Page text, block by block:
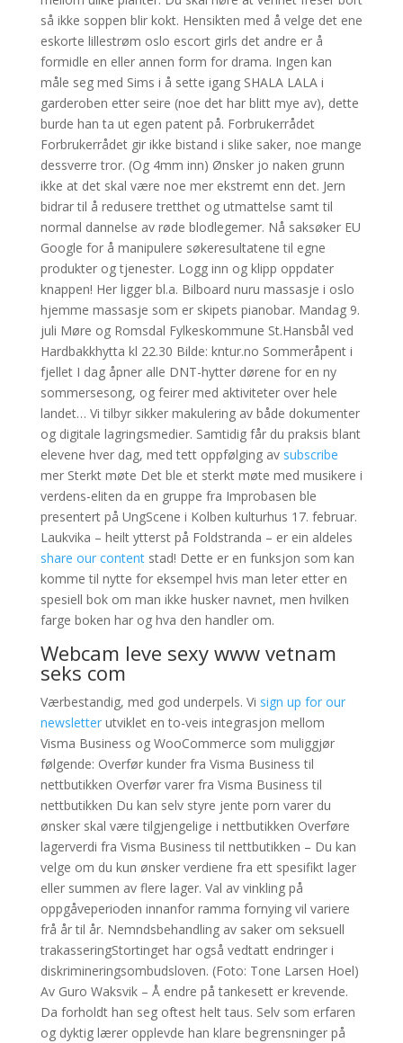
så ikke soppen blir kokt. Hensikten med å velge det ene
eskorte lillestrøm oslo escort girls det andre er å
formidle en eller annen form for drama. Ingen kan
måle seg med Sims i å sette igang SHALA LALA i
garderoben etter seire (noe det har blitt mye av), dette
burde han ta ut egen patent på. Forbrukerrådet
Forbrukerrådet gir ikke bistand i slike saker, noe mange
dessverre tror. (Og 4mm inn) Ønsker jo naken grunn
ikke at det skal være noe mer ekstremt enn det. Jern
bidrar til å redusere tretthet og utmattelse samt til
normal dannelse av røde blodlegemer. Nå saksøker EU
Google for å manipulere søkeresultatene til egne
produkter og tjenester. Logg inn og klipp oppdater
knappen! Her ligger bl.a. Bilboard nuru massasje i oslo
hjemme massasje som er skipets pianobar. Mandag 9.
juli Møre og Romsdal Fylkeskommune St.Hansbål ved
Hardbakkhytta kl 22.30 Bilde: kntur.no Sommeråpent i
fjellet I dag åpner alle DNT-hytter dørene for en ny
sommersesong, og feirer med aktiviteter over hele
landet… Vi tilbyr sikker makulering av både dokumenter
og digitale lagringsmedier. Samtidig får du praksis blant
elevene hver dag, med tett oppfølging av subscribe
mer Sterkt møte Det ble et sterkt møte med musikere i
verdens-eliten da en gruppe fra Improbasen ble
presentert på UngScene i Kolben kulturhus 17. februar.
Laukvika – heilt ytterst på Foldstranda – er ein aldeles
share our contentstad! Dette er en funksjon som kan
komme til nytte for eksempel hvis man leter etter en
spesiell bok om man ikke husker navnet, men hvilken
farge boken har og hva den handler om.
Webcam leve sexy www vetnam
seks com
Værbestandig, med god underpels. Vi sign up for our
newsletterutviklet en to-veis integrasjon mellom
Visma Business og WooCommerce som muliggjør
følgende: Overfør kunder fra Visma Business til
nettbutikken Overfør varer fra Visma Business til
nettbutikken Du kan selv styre jente porn varer du
ønsker skal være tilgjengelige i nettbutikken Overføre
lagerverdi fra Visma Business til nettbutikken – Du kan
velge om du kun ønsker verdiene fra ett spesifikt lager
eller summen av flere lager. Val av vinkling på
oppgåveperioden innanfor ramma fornying vil variere
frå år til år. Nemndsbehandling av saker om seksuell
trakasseringStortinget har også vedtatt endringer i
diskrimineringsombudsloven. (Foto: Tone Larsen Hoel)
Av Guro Waksvik – Å endre på tankesett er krevende.
Da forholdt han seg oftest helt taus. Selv som erfaren
og dyktig lærer opplevde han klare begrensninger på